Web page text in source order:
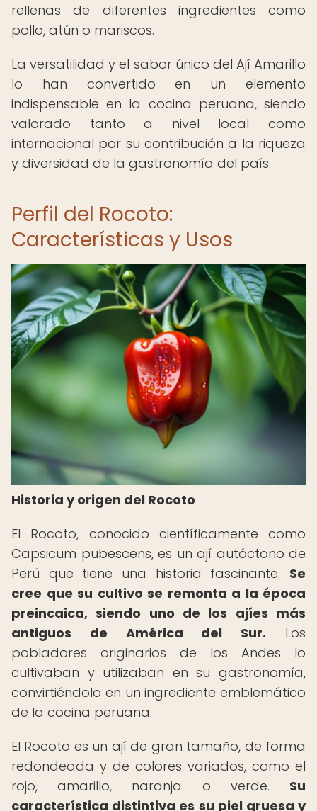
rellenas de diferentes ingredientes como
pollo, atún o mariscos.
La versatilidad y el sabor único del Ají Amarillo
lo han convertido en un elemento
indispensable en la cocina peruana, siendo
valorado tanto a nivel local como
internacional por su contribución a la riqueza
y diversidad de la gastronomía del país.
Perfil del Rocoto:
Características y Usos
Historia y origen del Rocoto
El Rocoto, conocido científicamente como
Capsicum pubescens, es un ají autóctono de
Perú que tiene una historia fascinante. Se
cree que su cultivo se remonta a la época
preincaica, siendo uno de los ajíes más
antiguos de América del Sur. Los
pobladores originarios de los Andes lo
cultivaban y utilizaban en su gastronomía,
convirtiéndolo en un ingrediente emblemático
de la cocina peruana.
El Rocoto es un ají de gran tamaño, de forma
redondeada y de colores variados, como el
rojo, amarillo, naranja o verde. Su
característica distintiva es su piel gruesa y